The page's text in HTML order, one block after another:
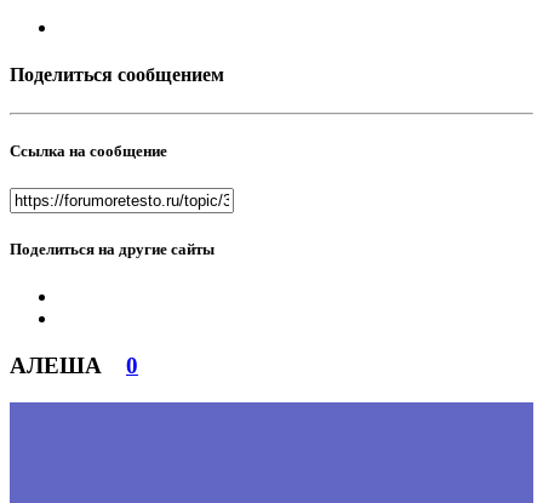
Поделиться сообщением
Ссылка на сообщение
Поделиться на другие сайты
АЛЕША 0